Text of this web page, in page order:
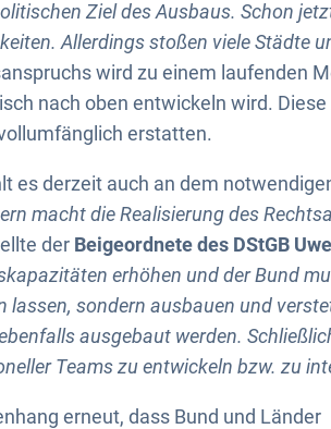
Ziel des Ausbaus. Schon
Allerdings stoßen viele Städte
wird zu einem laufenden
nach oben entwickeln wird.
erstatten.
es derzeit auch an dem
macht die Realisierung des
der Beigeordnete des DStGB
erhöhen und der Bund
sondern ausbauen und
ausgebaut werden.
Teams zu entwickeln bzw. zu
erneut, dass Bund und Länder